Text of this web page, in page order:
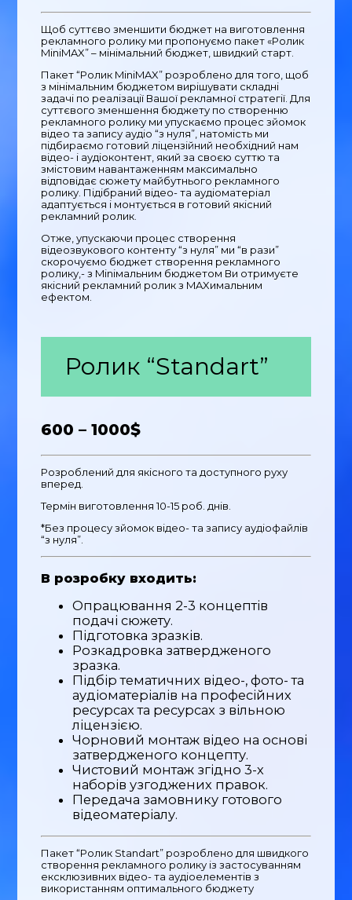
Щоб суттєво зменшити бюджет на виготовлення
рекламного ролику ми пропонуємо пакет «Ролик
MiniMAX” – мінімальний бюджет, швидкий старт.
Пакет “Ролик MiniMAX” розроблено для того, щоб
з мінімальним бюджетом вирішувати складні
задачі по реалізації Вашої рекламної стратегії. Для
суттєвого зменшення бюджету по створенню
рекламного ролику ми упускаємо процес зйомок
відео та запису аудіо “з нуля”, натомість ми
підбираємо готовий ліцензійний необхідний нам
відео- і аудіоконтент, який за своєю суттю та
змістовим навантаженням максимально
відповідає сюжету майбутнього рекламного
ролику. Підібраний відео- та аудіоматеріал
адаптується і монтується в готовий якісний
рекламний ролик.
Отже, упускаючи процес створення
відеозвукового контенту “з нуля” ми “в рази”
скорочуємо бюджет створення рекламного
ролику,- з Miniмальним бюджетом Ви отримуєте
якісний рекламний ролик з MAXимальним
ефектом.
Ролик “Standart”
600 – 1000$
Розроблений для якісного та доступного руху
вперед.
Термін виготовлення 10-15 роб. днів.
*Без процесу зйомок відео- та запису аудіофайлів
“з нуля”.
В розробку входить:
Опрацювання 2-3 концептів
подачі сюжету.
Підготовка зразків.
Розкадровка затвердженого
зразка.
Підбір тематичних відео-, фото- та
аудіоматеріалів на професійних
ресурсах та ресурсах з вільною
ліцензією.
Чорновий монтаж відео на основі
затвердженого концепту.
Чистовий монтаж згідно 3-х
наборів узгоджених правок.
Передача замовнику готового
відеоматеріалу.
Пакет “Ролик Standart” розроблено для швидкого
створення рекламного ролику із застосуванням
ексклюзивних відео- та аудіоелементів з
використанням оптимального бюджету